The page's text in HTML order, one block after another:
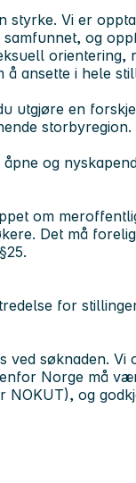
styrke. Vi er
og
ansette i hele
utgjøre en
storbyregion.
og
om
Det må
for
ved søknaden.
Norge må
og